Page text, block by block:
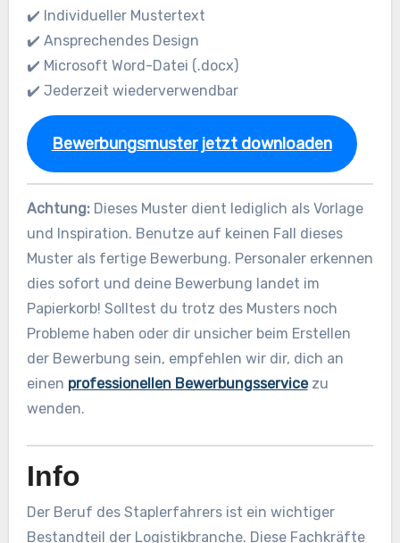
✔️ Individueller Mustertext
✔️ Ansprechendes Design
✔️ Microsoft Word-Datei (.docx)
✔️ Jederzeit wiederverwendbar
Bewerbungsmuster jetzt downloaden
Achtung:Dieses Muster dient lediglich als Vorlage
und Inspiration. Benutze auf keinen Fall dieses
Muster als fertige Bewerbung. Personaler erkennen
dies sofort und deine Bewerbung landet im
Papierkorb! Solltest du trotz des Musters noch
Probleme haben oder dir unsicher beim Erstellen
der Bewerbung sein, empfehlen wir dir, dich an
einen professionellen Bewerbungsservicezu
wenden.
Info
Der Beruf des Staplerfahrers ist ein wichtiger
Bestandteil der Logistikbranche. Diese Fachkräfte